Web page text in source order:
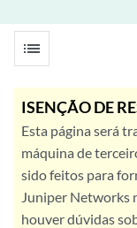
list
ISENÇÃO DE
Esta página será
máquina de
sido feitos para
Juniper Networks
houver dúvidas